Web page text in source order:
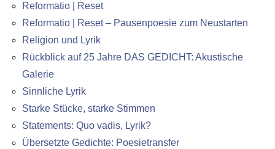
Reformatio | Reset
Reformatio | Reset – Pausenpoesie zum Neustarten
Religion und Lyrik
Rückblick auf 25 Jahre DAS GEDICHT: Akustische
Galerie
Sinnliche Lyrik
Starke Stücke, starke Stimmen
Statements: Quo vadis, Lyrik?
Übersetzte Gedichte: Poesietransfer